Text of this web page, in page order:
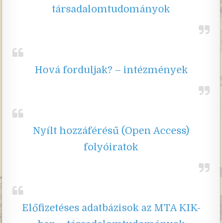
társadalomtudományok
Hová forduljak? – intézmények
Nyílt hozzáférésű (Open Access)
folyóiratok
Előfizetéses adatbázisok az MTA KIK-